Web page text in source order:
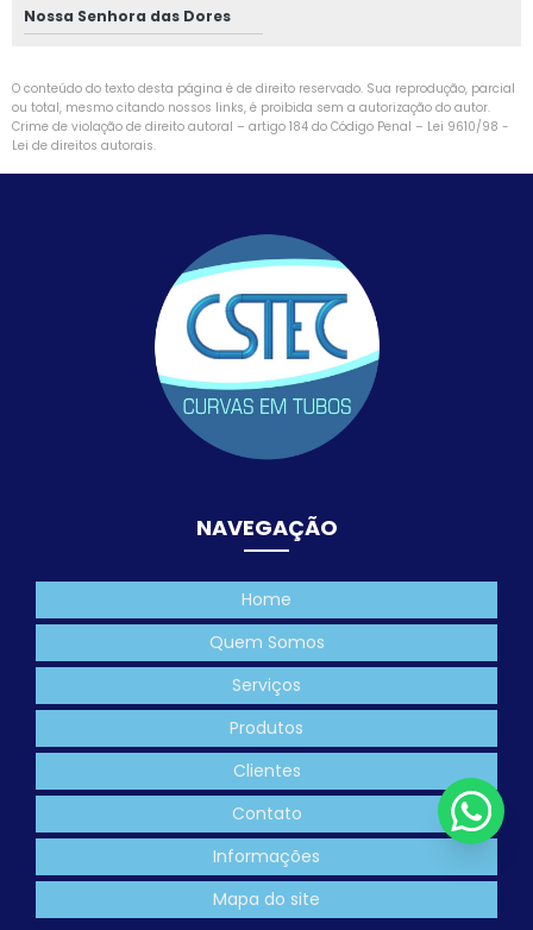
Nossa Senhora das Dores
O conteúdo do texto desta página é de direito reservado. Sua reprodução, parcial
ou total, mesmo citando nossos links, é proibida sem a autorização do autor.
Crime de violação de direito autoral – artigo 184 do Código Penal – Lei 9610/98 -
Lei de direitos autorais.
NAVEGAÇÃO
Home
Quem Somos
Serviços
Produtos
Clientes
Contato
Informações
Mapa do site